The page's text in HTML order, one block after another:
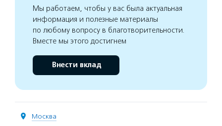
Мы работаем, чтобы у вас была актуальная
информация и полезные материалы
по любому вопросу в благотворительности.
Вместе мы этого достигнем
Внести вклад
Москва